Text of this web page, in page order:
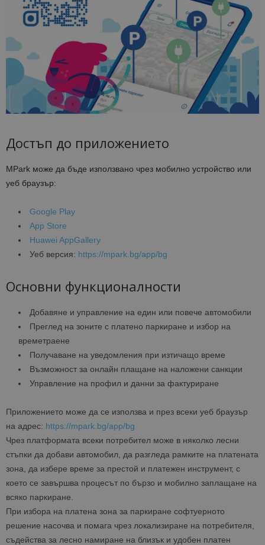
Достъп до приложението
MPark може да бъде използвано чрез мобилно устройство или
уеб браузър:
Google Play
App Store
Huawei AppGallery
Уеб версия: https://mpark.bg/app/bg
Основни функционалности
Добавяне и управление на един или повече автомобили
Преглед на зоните с платено паркиране и избор на
времетраене
Получаване на уведомления при изтичащо време
Възможност за онлайн плащане на наложени санкции
Управление на профил и данни за фактуриране
Приложението може да се използва и през всеки уеб браузър
на адрес: https://mpark.bg/app/bg
Чрез платформата всеки потребител може в няколко лесни
стъпки да добави автомобил, да разгледа рамките на платената
зона, да избере време за престой и платежен инструмент, с
което се завършва процесът по бързо и мобилно заплащане на
всяко паркиране.
При избора на платена зона за паркиране софтуерното
решение насочва и помага чрез локализиране на потребителя,
съдейства за лесно намиране на близък и удобен платен